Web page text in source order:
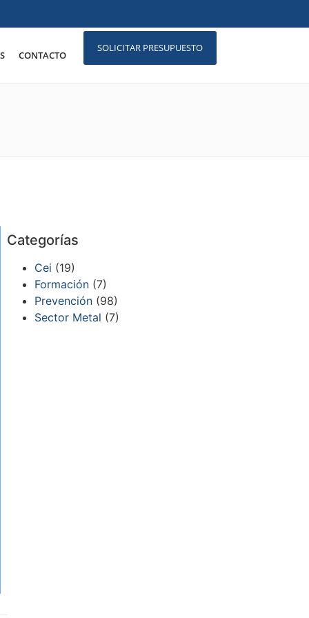
CONTACTO
SOLICITAR PRESUPUESTO
Categorías
Cei (19)
Formación (7)
Prevención (98)
Sector Metal (7)